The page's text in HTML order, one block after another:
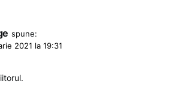
spune:
2021 la 19:31